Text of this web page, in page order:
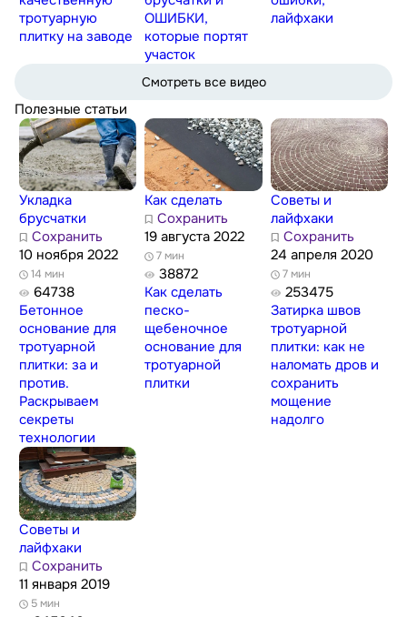
тротуарную
плитку на заводе
ОШИБКИ,
которые портят
участок
лайфхаки
Смотреть все видео
Полезные статьи
Укладка
брусчатки
Сохранить
10 ноября 2022
14 мин
64738
Бетонное
основание для
тротуарной
плитки: за и
против.
Раскрываем
секреты
технологии
Как сделать
Сохранить
19 августа 2022
7 мин
38872
Как сделать
песко-
щебеночное
основание для
тротуарной
плитки
Советы и
лайфхаки
Сохранить
24 апреля 2020
7 мин
253475
Затирка швов
тротуарной
плитки: как не
наломать дров и
сохранить
мощение
надолго
Советы и
лайфхаки
Сохранить
11 января 2019
5 мин